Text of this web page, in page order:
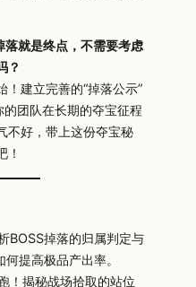
落就是终点，不需要考虑
？
建立完善的“掉落公示”
的团队在长期的夺宝征程
不好，带上这份夺宝秘
！
BOSS掉落的归属判定与
提高极品产出率。
！揭秘战场拾取的站位